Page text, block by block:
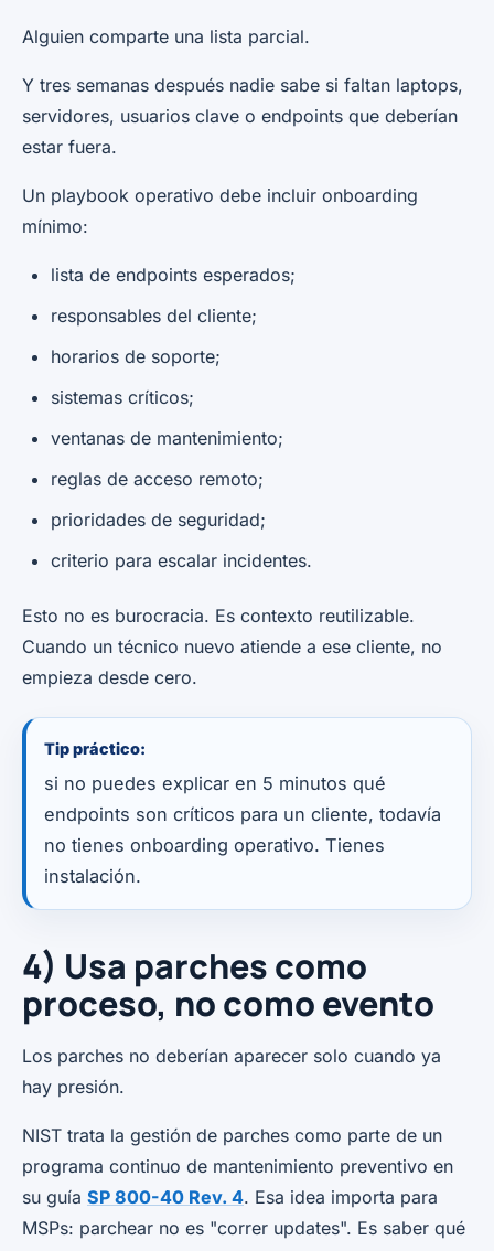
Alguien comparte una lista parcial.
Y tres semanas después nadie sabe si faltan laptops,
servidores, usuarios clave o endpoints que deberían
estar fuera.
Un playbook operativo debe incluir onboarding
mínimo:
lista de endpoints esperados;
responsables del cliente;
horarios de soporte;
sistemas críticos;
ventanas de mantenimiento;
reglas de acceso remoto;
prioridades de seguridad;
criterio para escalar incidentes.
Esto no es burocracia. Es contexto reutilizable.
Cuando un técnico nuevo atiende a ese cliente, no
empieza desde cero.
Tip práctico:
si no puedes explicar en 5 minutos qué
endpoints son críticos para un cliente, todavía
no tienes onboarding operativo. Tienes
instalación.
4) Usa parches como
proceso, no como evento
Los parches no deberían aparecer solo cuando ya
hay presión.
NIST trata la gestión de parches como parte de un
programa continuo de mantenimiento preventivo en
su guía SP 800-40 Rev. 4. Esa idea importa para
MSPs: parchear no es "correr updates". Es saber qué